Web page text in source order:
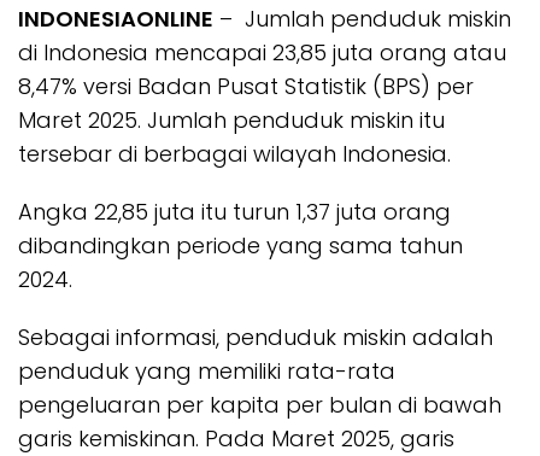
INDONESIAONLINE – Jumlah penduduk miskin
di Indonesia mencapai 23,85 juta orang atau
8,47% versi Badan Pusat Statistik (BPS) per
Maret 2025. Jumlah penduduk miskin itu
tersebar di berbagai wilayah Indonesia.
Angka 22,85 juta itu turun 1,37 juta orang
dibandingkan periode yang sama tahun
2024.
Sebagai informasi, penduduk miskin adalah
penduduk yang memiliki rata-rata
pengeluaran per kapita per bulan di bawah
garis kemiskinan. Pada Maret 2025, garis